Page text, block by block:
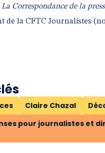
La Correspondance de la
de la CFTC Journalistes
Claire Chazal
pour journalistes et